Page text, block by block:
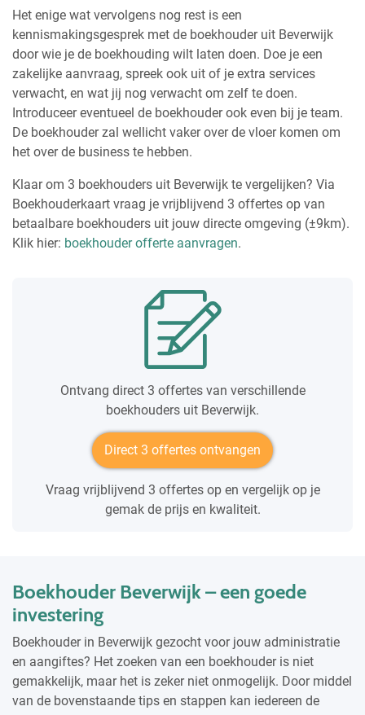
Het enige wat vervolgens nog rest is een
kennismakingsgesprek met de boekhouder uit Beverwijk
door wie je de boekhouding wilt laten doen. Doe je een
zakelijke aanvraag, spreek ook uit of je extra services
verwacht, en wat jij nog verwacht om zelf te doen.
Introduceer eventueel de boekhouder ook even bij je team.
De boekhouder zal wellicht vaker over de vloer komen om
het over de business te hebben.
Klaar om 3 boekhouders uit Beverwijk te vergelijken? Via
Boekhouderkaart vraag je vrijblijvend 3 offertes op van
betaalbare boekhouders uit jouw directe omgeving (±9km).
Klik hier: boekhouder offerte aanvragen.
Ontvang direct 3 offertes van verschillende
boekhouders uit Beverwijk.
Direct 3 offertes ontvangen
Vraag vrijblijvend 3 offertes op en vergelijk op je
gemak de prijs en kwaliteit.
Boekhouder Beverwijk – een goede
investering
Boekhouder in Beverwijk gezocht voor jouw administratie
en aangiftes? Het zoeken van een boekhouder is niet
gemakkelijk, maar het is zeker niet onmogelijk. Door middel
van de bovenstaande tips en stappen kan iedereen de